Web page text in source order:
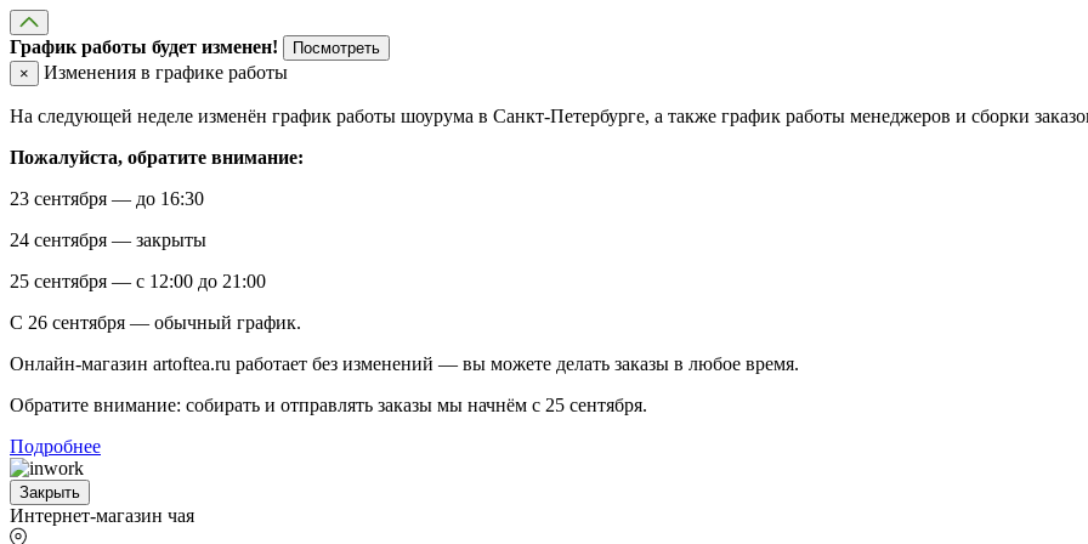
График работы будет изменен!
Посмотреть
×
Изменения в графике работы
На следующей неделе изменён график работы шоурума в Санкт-Петербурге, а также график работы менеджеров и сборки
Пожалуйста, обратите внимание:
23 сентября — до 16:30
24 сентября — закрыты
25 сентября — с 12:00 до 21:00
С 26 сентября — обычный график.
Онлайн-магазин artoftea.ru работает без изменений — вы можете делать заказы в любое время.
Обратите внимание: собирать и отправлять заказы мы начнём с 25 сентября.
Подробнее
Закрыть
Интернет-магазин чая